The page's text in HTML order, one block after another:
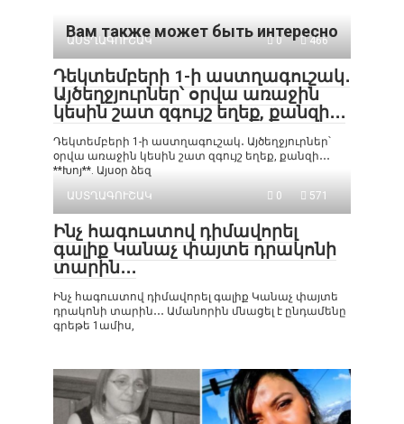
Вам также может быть интересно
ԱՍՏՂԱԳՈՒՇԱԿ 0 466
Դեկտեմբերի 1-ի աստղագուշակ․
Այծեղջյուրներ՝ օրվա առաջին
կեսին շատ զգույշ եղեք, քանզի․․․
Դեկտեմբերի 1-ի աստղագուշակ․ Այծեղջյուրներ՝
օրվա առաջին կեսին շատ զգույշ եղեք, քանզի․․․
**Խոյ**. Այսօր ձեզ
ԱՍՏՂԱԳՈՒՇԱԿ
0 571
Ինչ հագուստով դիմավորել
գալիք Կանաչ փայտե դրակոնի
տարին․․․
Ինչ հագուստով դիմավորել գալիք Կանաչ փայտե
դրակոնի տարին․․․ Ամանորին մնացել է ընդամենը
գրեթե 1ամիս,